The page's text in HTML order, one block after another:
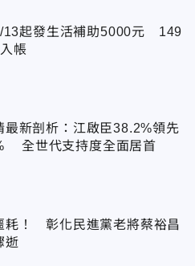
13起發生活補助5000元 149
帳
最新剖析：江啟臣38.2%領先
全世代支持度全面居首
耗！ 彰化民進黨老將蔡裕昌
逝